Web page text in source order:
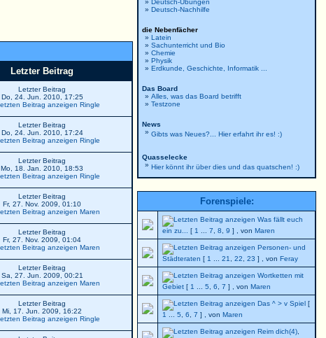
Letzter Beitrag
Letzter Beitrag
Do, 24. Jun. 2010, 17:25
Ringle
Letzter Beitrag
Do, 24. Jun. 2010, 17:24
Ringle
Letzter Beitrag
Mo, 18. Jan. 2010, 18:53
Ringle
Letzter Beitrag
Fr, 27. Nov. 2009, 01:10
Maren
Letzter Beitrag
Fr, 27. Nov. 2009, 01:04
Maren
Letzter Beitrag
Sa, 27. Jun. 2009, 00:21
Maren
Letzter Beitrag
Mi, 17. Jun. 2009, 16:22
Ringle
»
»
Deutsch-Übungen
Deutsch-Nachhilfe
die Nebenfächer
»
»
»
»
»
Latein
Sachunterricht und Bio
Chemie
Physik
Erdkunde, Geschichte, Informatik ...
Das Board
»
»
Alles, was das Board betrifft
Testzone
News
» Gibts was Neues?... Hier erfahrt ihr es! :)
Quasselecke
» Hier könnt ihr über dies und das quatschen! :)
Forenspiele:
Was fällt euch
ein zu...
[ 1 7 8 9 ] , von Maren
Personen- und
Städteraten [ 1 21 22 23 ] , von Feray
Wortketten mit
Gebiet [ 1 5 6 7 ] , von Maren
Das ^ > v Spiel [
1
5 6 7 ] , von Maren
Reim dich(4)